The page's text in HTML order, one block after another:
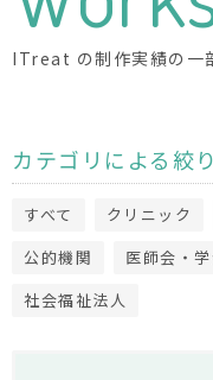
ITreat の制作実績の一
カテゴリによる絞
すべて クリニック
公的機関
医師会・
社会福祉法人